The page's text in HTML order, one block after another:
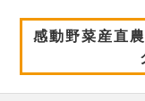
感動野菜産直